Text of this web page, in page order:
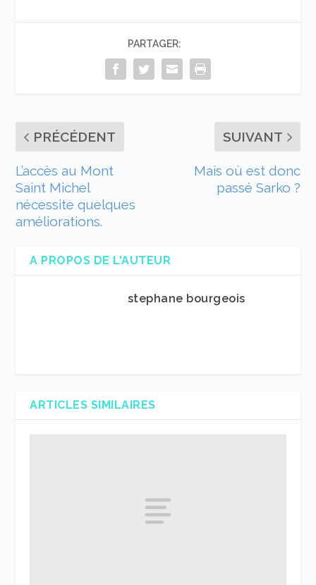
PARTAGER:
PRÉCÉDENT
L’accès au Mont
Saint Michel
nécessite quelques
améliorations.
SUIVANT
Mais où est donc
passé Sarko ?
A PROPOS DE L'AUTEUR
stephane bourgeois
ARTICLES SIMILAIRES